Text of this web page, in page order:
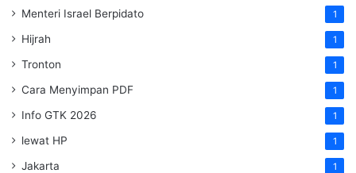
Menteri Israel Berpidato 1
Hijrah 1
Tronton 1
Cara Menyimpan PDF 1
Info GTK 2026 1
lewat HP 1
Jakarta 1